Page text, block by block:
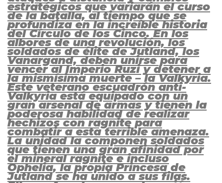
estratégicos que variarán el curso
de la batalla, al tiempo que se
profundiza en la increíble historia
del Círculo de los Cinco. En los
albores de una revolución, los
soldados de élite de Jutland, los
Vanargand, deben unirse para
vencer al Imperio Ruzi y detener a
la mismísima muerte – la Valkyria.
Este veterano escuadrón anti-
Valkyria está equipado con un
gran arsenal de armas y tienen la
poderosa habilidad de realizar
hechizos con ragnite para
combatir a esta terrible amenaza.
La unidad la componen soldados
que tienen una gran afinidad por
el mineral ragnite e incluso
Ophelia, la propia Princesa de
Jutland se ha unido a sus filas.